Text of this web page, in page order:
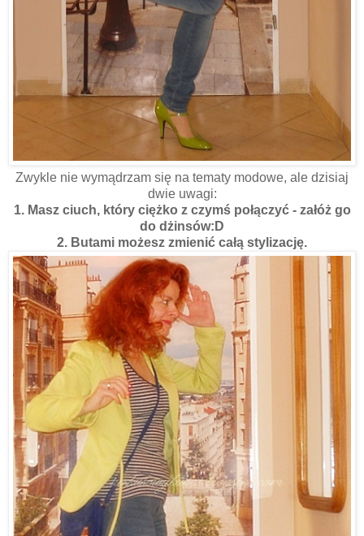
Zwykle nie wymądrzam się na tematy modowe, ale dzisiaj
dwie uwagi:
1. Masz ciuch, który ciężko z czymś połączyć - załóż go
do dżinsów:D
2. Butami możesz zmienić całą stylizację.